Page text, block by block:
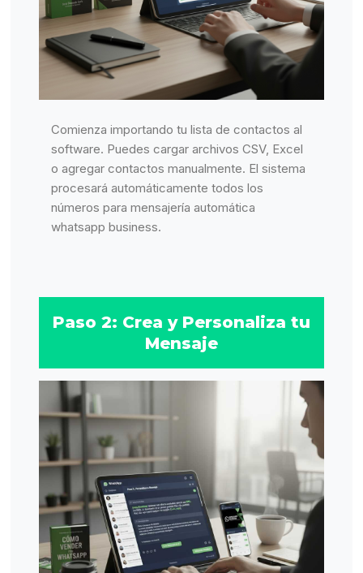
Comienza importando tu lista de contactos al
software. Puedes cargar archivos CSV, Excel
o agregar contactos manualmente. El sistema
procesará automáticamente todos los
números para mensajería automática
whatsapp business.
Paso 2: Crea y Personaliza tu
Mensaje